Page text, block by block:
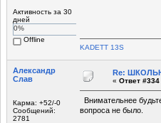
Активность за 30
дней
0%
Offline
KADETT 13S
Александр
Слав
Карма: +52/-0
Сообщений:
2781
Re:
« Ответ #334
Внимательнее
вопроса не было.